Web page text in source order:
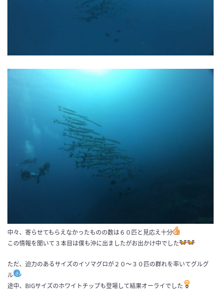
中々、寄らせてもらえなかったものの数は６０匹と見応え十分
この情報を聞いて３本目は僕も沖に出ましたがお出かけ中でした
ただ、迫力のあるサイズのイソマグロが２０〜３０匹の群れを率いてグルグ
ル
途中、BIGサイズのホワイトチップも登場して結果オーライでした